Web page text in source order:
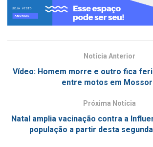
Notícia Anterior
Vídeo: Homem morre e outro fica
entre motos em
Próxima Notícia
Natal amplia vacinação contra a
população a partir desta